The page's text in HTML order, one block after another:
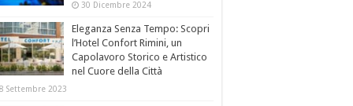
30 Dicembre 2024
Eleganza Senza Tempo: Scopri
l’Hotel Confort Rimini, un
Capolavoro Storico e Artistico
nel Cuore della Città
Settembre 2023